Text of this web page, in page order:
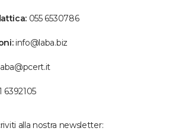
055 6530786
info@laba.biz
6392105
alla nostra newsletter: